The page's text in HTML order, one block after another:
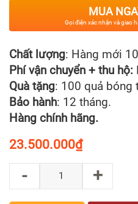
MUA
Gọi điện xác nhận và giao
Chất lượng: Hàng mới
Phí vận chuyển + thu hộ:
Quà tặng: 100 quả bóng
Bảo hành: 12 tháng.
Hàng chính hãng.
₫
23.500.000
- +